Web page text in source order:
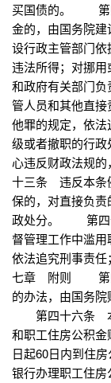
买国债的。 第
金的，由国务院
设行政主管部门
违法所得；对挪
和政府有关部门
管人员和其他直
他罪的规定，依
级或者撤职的行
心违反财政法规
十三条 违反本条
保的，对直接负
政处分。 第四
督管理工作中滥用
依法追究刑事责
七章 附则 第四
的办法，由国务院
第四十六条 本
和职工住房公积
日起60日内到住
银行办理职工住